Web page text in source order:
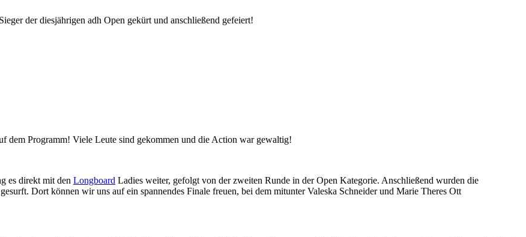
der diesjährigen adh Open gekürt und anschließend gefeiert!
dem Programm! Viele Leute sind gekommen und die Action war gewaltig!
es direkt mit den Longboard Ladies weiter, gefolgt von der zweiten Runde in der Open Kategorie. Anschließend wurden die
Dort können wir uns auf ein spannendes Finale freuen, bei dem mitunter Valeska Schneider und Marie Theres Ott